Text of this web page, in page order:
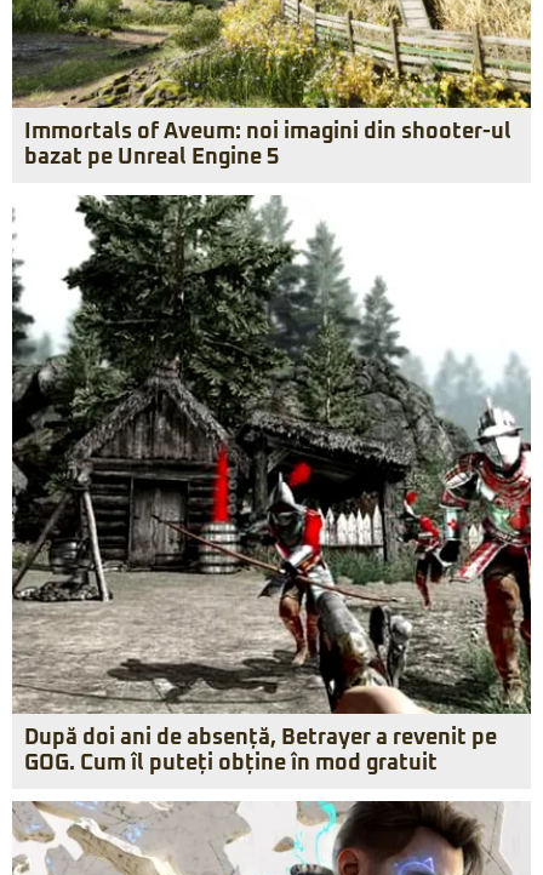
Immortals of Aveum: noi imagini din shooter-ul
bazat pe Unreal Engine 5
După doi ani de absență, Betrayer a revenit pe
GOG. Cum îl puteți obține în mod gratuit